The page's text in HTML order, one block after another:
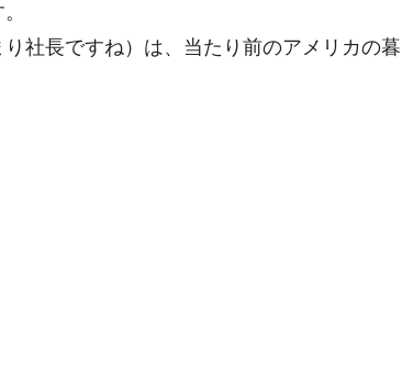
社長ですね）は、当たり前のアメリカの